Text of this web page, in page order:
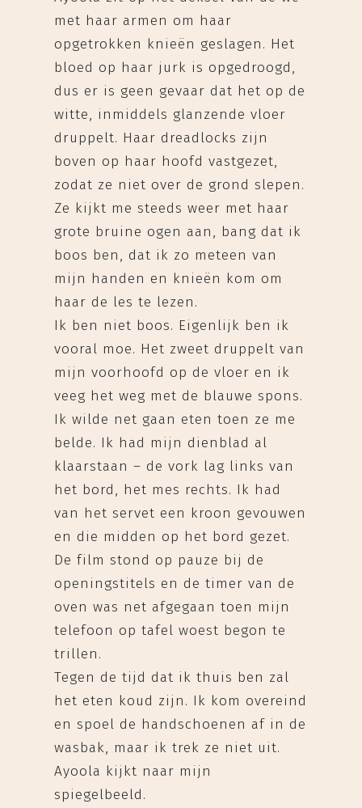
met haar armen om haar
opgetrokken knieën geslagen. Het
bloed op haar jurk is opgedroogd,
dus er is geen gevaar dat het op de
witte, inmiddels glanzende vloer
druppelt. Haar dreadlocks zijn
boven op haar hoofd vastgezet,
zodat ze niet over de grond slepen.
Ze kijkt me steeds weer met haar
grote bruine ogen aan, bang dat ik
boos ben, dat ik zo meteen van
mijn handen en knieën kom om
haar de les te lezen.
Ik ben niet boos. Eigenlijk ben ik
vooral moe. Het zweet druppelt van
mijn voorhoofd op de vloer en ik
veeg het weg met de blauwe spons.
Ik wilde net gaan eten toen ze me
belde. Ik had mijn dienblad al
klaarstaan – de vork lag links van
het bord, het mes rechts. Ik had
van het servet een kroon gevouwen
en die midden op het bord gezet.
De film stond op pauze bij de
openingstitels en de timer van de
oven was net afgegaan toen mijn
telefoon op tafel woest begon te
trillen.
Tegen de tijd dat ik thuis ben zal
het eten koud zijn. Ik kom overeind
en spoel de handschoenen af in de
wasbak, maar ik trek ze niet uit.
Ayoola kijkt naar mijn
spiegelbeeld.